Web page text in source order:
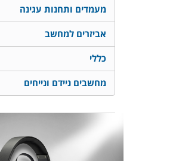
מעמדים ותחנות עגינה
אביזרים למחשב
כללי
מחשבים ניידם ונייחים